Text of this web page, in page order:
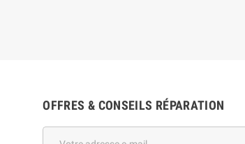
OFFRES & CONSEILS RÉPARATION